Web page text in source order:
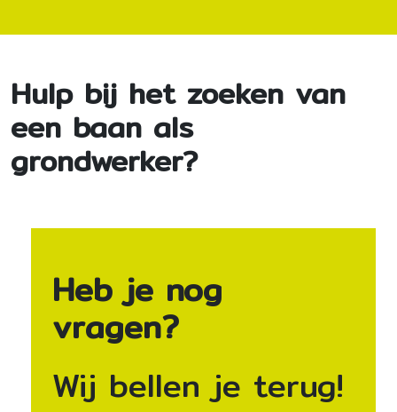
Hulp bij het zoeken van
een baan als
grondwerker?
Heb je nog
vragen?
Wij bellen je terug!